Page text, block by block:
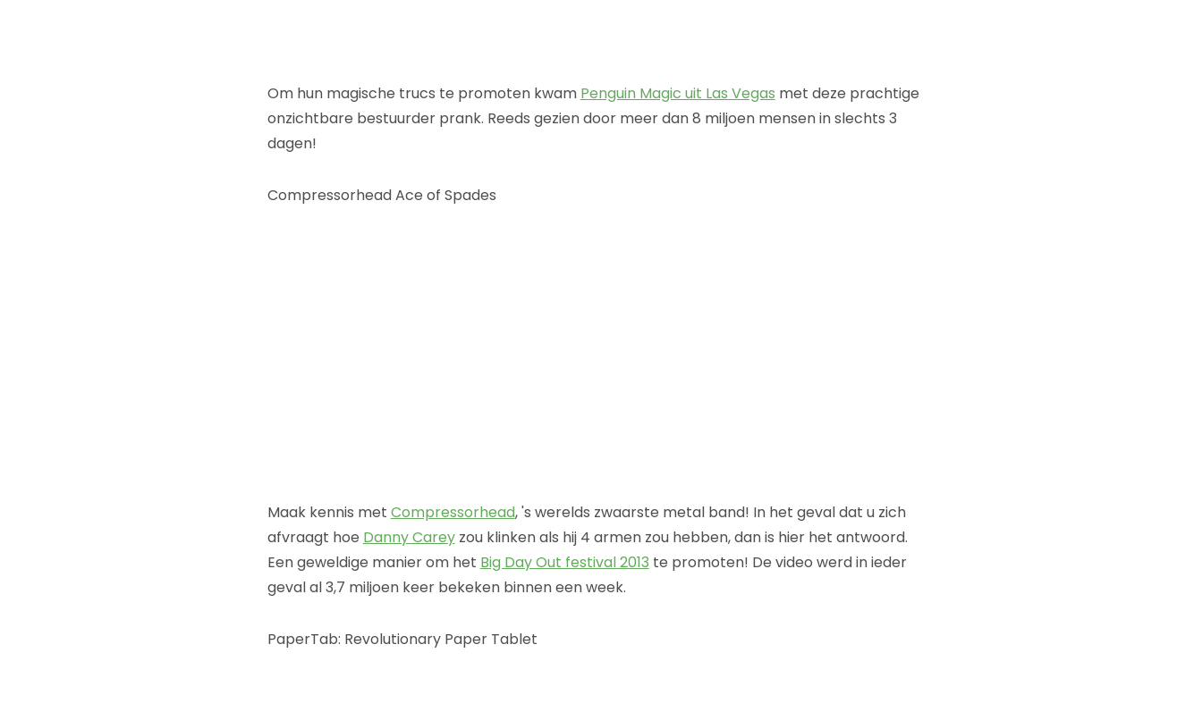
Om hun magische trucs te promoten kwam Penguin Magic uit Las Vegas met deze prachtige
onzichtbare bestuurder prank. Reeds gezien door meer dan 8 miljoen mensen in slechts 3
dagen!
Compressorhead Ace of Spades
Maak kennis met Compressorhead, 's werelds zwaarste metal band! In het geval dat u zich
afvraagt ​​hoe Danny Careyzou klinken als hij 4 armen zou hebben, dan is hier het antwoord.
Een geweldige manier om het Big Day Out festival 2013 te promoten! De video werd in ieder
geval al 3,7 miljoen keer bekeken binnen een week.
PaperTab: Revolutionary Paper Tablet